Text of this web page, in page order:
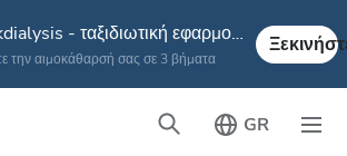
bookdialysis - ταξιδιωτική εφαρμογή
την αιμοκάθαρσή σας σε 3 βήματα
GR